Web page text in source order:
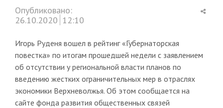
Опубликовано:
26.10.2020 12:10
Игорь Руденя вошел в рейтинг «Губернаторская
повестка» по итогам прошедшей недели с заявлением
об отсутствии у региональной власти планов по
введению жестких ограничительных мер в отраслях
экономики Верхневолжья. Об этом сообщается на
сайте фонда развития общественных связей